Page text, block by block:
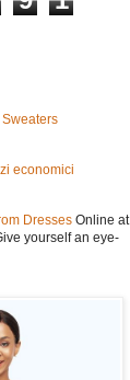
Dresses Online at
yourself an eye-